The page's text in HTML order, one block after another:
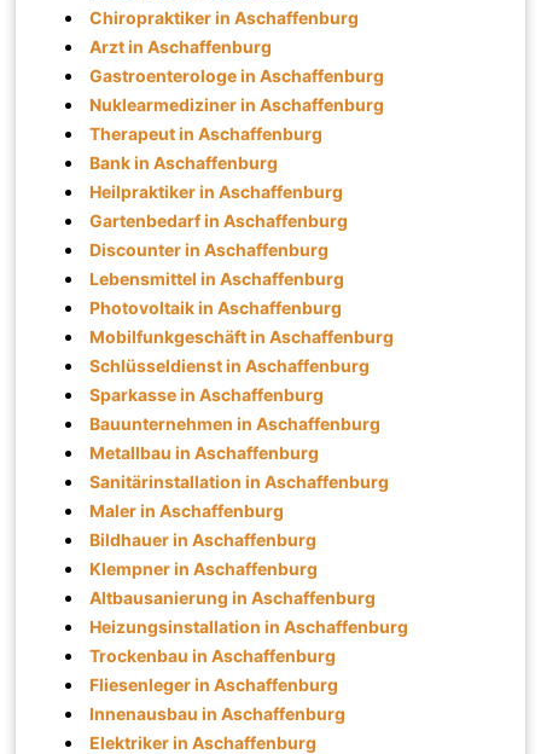
Chiropraktiker in Aschaffenburg
Arzt in Aschaffenburg
Gastroenterologe in Aschaffenburg
Nuklearmediziner in Aschaffenburg
Therapeut in Aschaffenburg
Bank in Aschaffenburg
Heilpraktiker in Aschaffenburg
Gartenbedarf in Aschaffenburg
Discounter in Aschaffenburg
Lebensmittel in Aschaffenburg
Photovoltaik in Aschaffenburg
Mobilfunkgeschäft in Aschaffenburg
Schlüsseldienst in Aschaffenburg
Sparkasse in Aschaffenburg
Bauunternehmen in Aschaffenburg
Metallbau in Aschaffenburg
Sanitärinstallation in Aschaffenburg
Maler in Aschaffenburg
Bildhauer in Aschaffenburg
Klempner in Aschaffenburg
Altbausanierung in Aschaffenburg
Heizungsinstallation in Aschaffenburg
Trockenbau in Aschaffenburg
Fliesenleger in Aschaffenburg
Innenausbau in Aschaffenburg
Elektriker in Aschaffenburg